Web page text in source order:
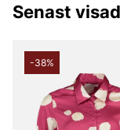
Factory till
Senast
-38%